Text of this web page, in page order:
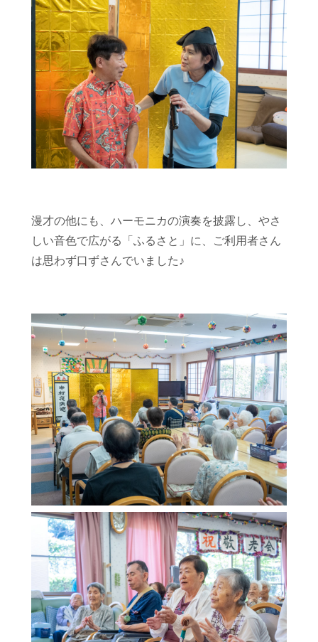
漫才の他にも、ハーモニカの演奏を披露し、 やさ
しい音色で広がる「ふるさと」に、ご利用者さん
は思わず口ずさんでいました♪